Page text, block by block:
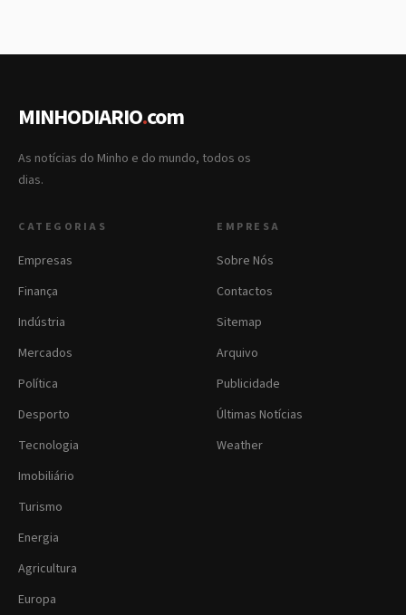
MINHODIARIO.com
As notícias do Minho e do mundo, todos os
dias.
CATEGORIAS
Empresas
Finança
Indústria
Mercados
Política
Desporto
Tecnologia
Imobiliário
Turismo
Energia
Agricultura
Europa
EMPRESA
Sobre Nós
Contactos
Sitemap
Arquivo
Publicidade
Últimas Notícias
Weather